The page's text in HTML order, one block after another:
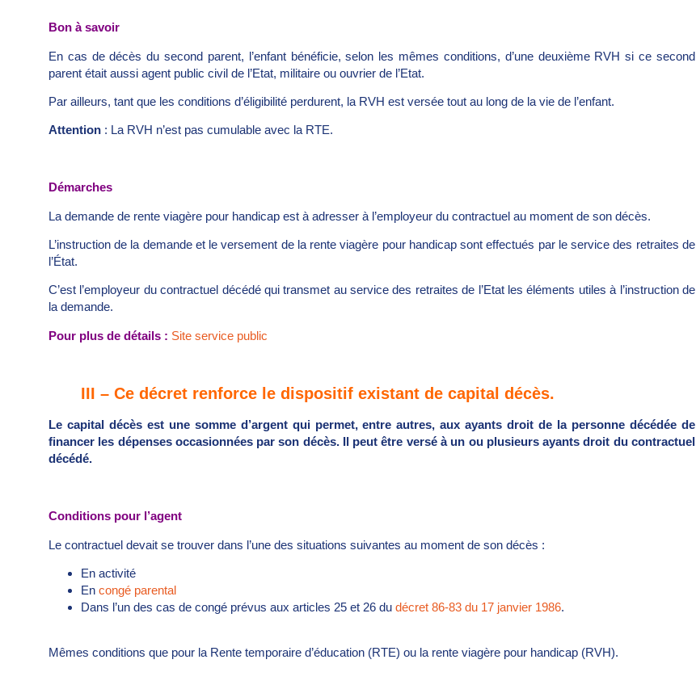
Bon à savoir
En cas de décès du second parent, l’enfant bénéficie, selon les mêmes conditions, d’une deuxième RVH si ce second
parent était aussi agent public civil de l’Etat, militaire ou ouvrier de l’Etat.
Par ailleurs, tant que les conditions d’éligibilité perdurent, la RVH est versée tout au long de la vie de l’enfant.
Attention : La RVH n’est pas cumulable avec la RTE.
Démarches
La demande de rente viagère pour handicap est à adresser à l’employeur du contractuel au moment de son décès.
L’instruction de la demande et le versement de la rente viagère pour handicap sont effectués par le service des retraites de
l’État.
C’est l’employeur du contractuel décédé qui transmet au service des retraites de l’Etat les éléments utiles à l’instruction de
la demande.
Pour plus de détails : Site service public
III – Ce décret renforce le dispositif existant de capital décès.
Le capital décès est une somme d’argent qui permet, entre autres, aux ayants droit de la personne décédée de
financer les dépenses occasionnées par son décès. Il peut être versé à un ou plusieurs ayants droit du contractuel
décédé.
Conditions pour l’agent
Le contractuel devait se trouver dans l’une des situations suivantes au moment de son décès :
En activité
En congé parental
Dans l’un des cas de congé prévus aux articles 25 et 26 du décret 86-83 du 17 janvier 1986.
Mêmes conditions que pour la Rente temporaire d’éducation (RTE) ou la rente viagère pour handicap (RVH).